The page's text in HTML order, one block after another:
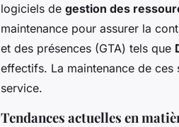
logiciels de gestion des
maintenance pour assurer la
et des présences (GTA) tels que
effectifs. La maintenance de
service.
Tendances actuelles en